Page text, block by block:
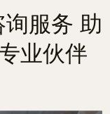
服务 助
业伙伴